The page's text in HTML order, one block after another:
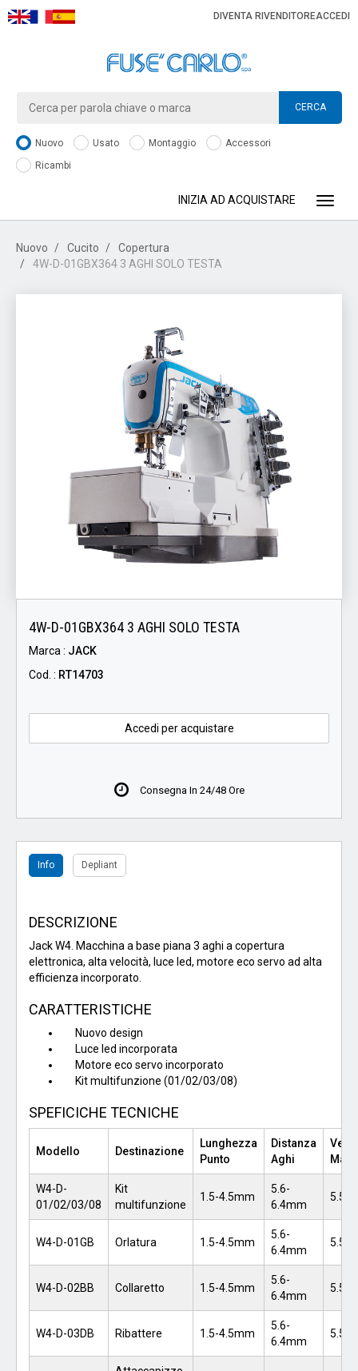
DIVENTA RIVENDITOREACCEDI
CERCA
Nuovo Usato Montaggio
Accessori
Ricambi
INIZIA AD ACQUISTARE
Nuovo Cucito
Copertura
4W-D-01GBX364 3 AGHI SOLO TESTA
4W-D-01GBX364 3 AGHI SOLO TESTA
Marca : JACK
Cod. : RT14703
Accedi per acquistare
Consegna In 24/48 Ore
Info Depliant
DESCRIZIONE
Jack W4. Macchina a base piana 3 aghi a copertura
elettronica, alta velocità, luce led, motore eco servo ad alta
efficienza incorporato.
CARATTERISTICHE
Nuovo design
Luce led incorporata
Motore eco servo incorporato
Kit multifunzione (01/02/03/08)
SPEFICICHE TECNICHE
Modello Destinazione
Lunghezza
Punto
Distanza
Aghi
W4-D-
01/02/03/08
Kit
multifunzione
1.5-4.5mm
5.6-
6.4mm
W4-D-01GB Orlatura 1.5-4.5mm
5.6-
6.4mm
W4-D-02BB Collaretto 1.5-4.5mm
5.6-
6.4mm
W4-D-03DB Ribattere 1.5-4.5mm
5.6-
6.4mm